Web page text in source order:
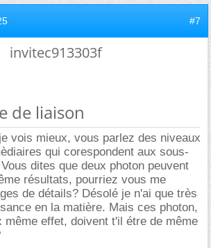
#7
invitec913303f
de liaison
vois mieux, vous parlez des niveaux
qui corespondent aux sous-
dites que deux photon peuvent
résultats, pourriez vous me
de détails? Désolé je n'ai que très
en la matière. Mais ces photon,
même effet, doivent t'il étre de même